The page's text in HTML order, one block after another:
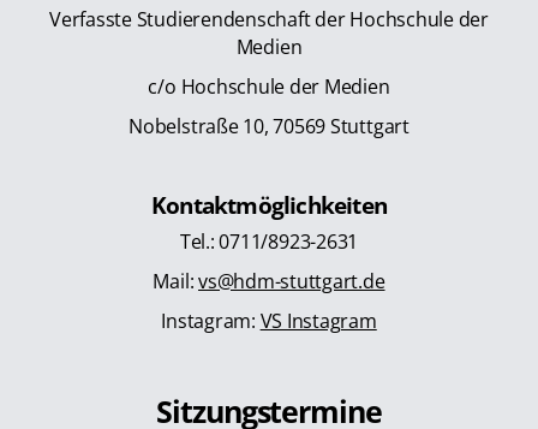
Verfasste Studierendenschaft der Hochschule der
Medien
c/o Hochschule der Medien
Nobelstraße 10, 70569 Stuttgart
Kontaktmöglichkeiten
Tel.: 0711/8923-2631
Mail:vs@hdm-stuttgart.de
Instagram: VS Instagram
Sitzungstermine